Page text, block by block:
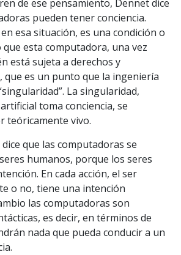
de ese pensamiento, Dennet dice
pueden tener conciencia.
esa situación, es una condición o
esta computadora, una vez
está sujeta a derechos y
que es un punto que la ingeniería
La singularidad,
toma conciencia, se
teóricamente vivo.
que las computadoras se
humanos, porque los seres
En cada acción, el ser
o no, tiene una intención
las computadoras son
es decir, en términos de
nada que pueda conducir a un